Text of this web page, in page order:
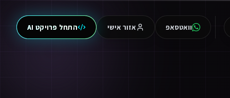
וואטסאפ אזור אישי התחל פרויקט AI